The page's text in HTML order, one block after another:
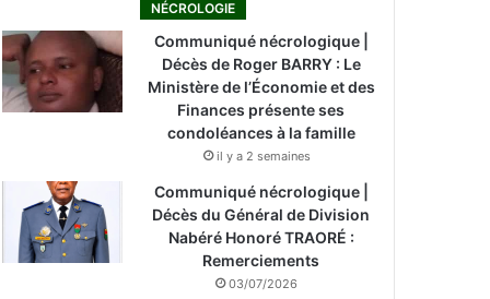
NÉCROLOGIE
Communiqué nécrologique |
Décès de Roger BARRY : Le
Ministère de l’Économie et des
Finances présente ses
condoléances à la famille
il y a 2 semaines
Communiqué nécrologique |
Décès du Général de Division
Nabéré Honoré TRAORÉ :
Remerciements
03/07/2026